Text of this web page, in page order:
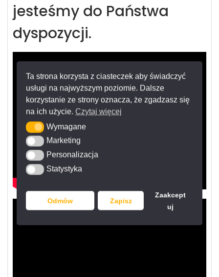
Ta strona korzysta z ciasteczek aby świadczyć
usługi na najwyższym poziomie. Dalsze
korzystanie ze strony oznacza, że zgadzasz się
na ich użycie. Czytaj więcej
WymaganeWymagane
MarketingMarketing
Personalizacja
Personalizacja
StatystykaStatystyka
Odmów Zapisz
Zaakcept
uj
jesteśmy do Państwa
dyspozycji.